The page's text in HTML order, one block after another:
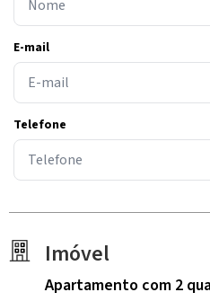
E-mail
Telefone
Imóvel
Apartamento com 2